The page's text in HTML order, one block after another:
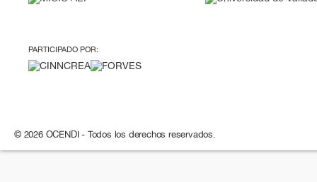
PARTICIPADO POR:
© 2026 OCENDI - Todos los derechos reservados.